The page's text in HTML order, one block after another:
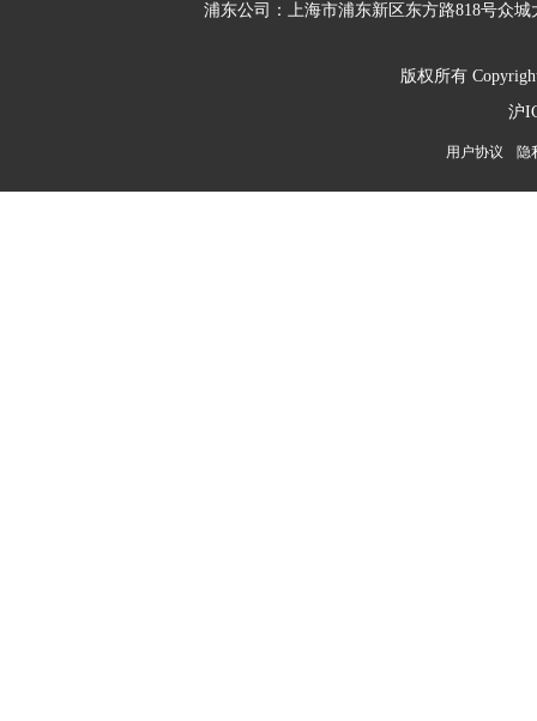
浦东公司：上海市浦东新区东方路818号众城
版权所有
沪
用户协议 隐